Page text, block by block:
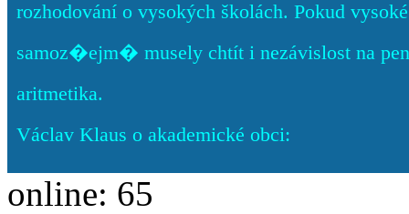
rozhodování o vysokých školách. Pokud
samoz�ejm� musely chtít i nezávislost na
aritmetika.
Václav Klaus o akademické obci:
online: 65